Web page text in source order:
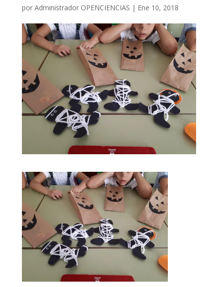
por Administrador OPENCIENCIAS | Ene 10, 2018